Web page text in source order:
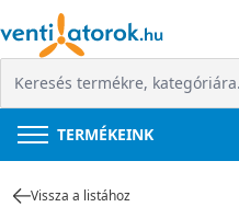
TERMÉKEINK
Vissza a listához